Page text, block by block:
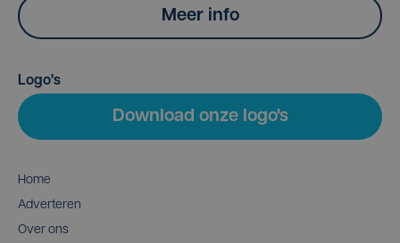
Meer info
Logo's
Download onze logo's
Home
Adverteren
Over ons